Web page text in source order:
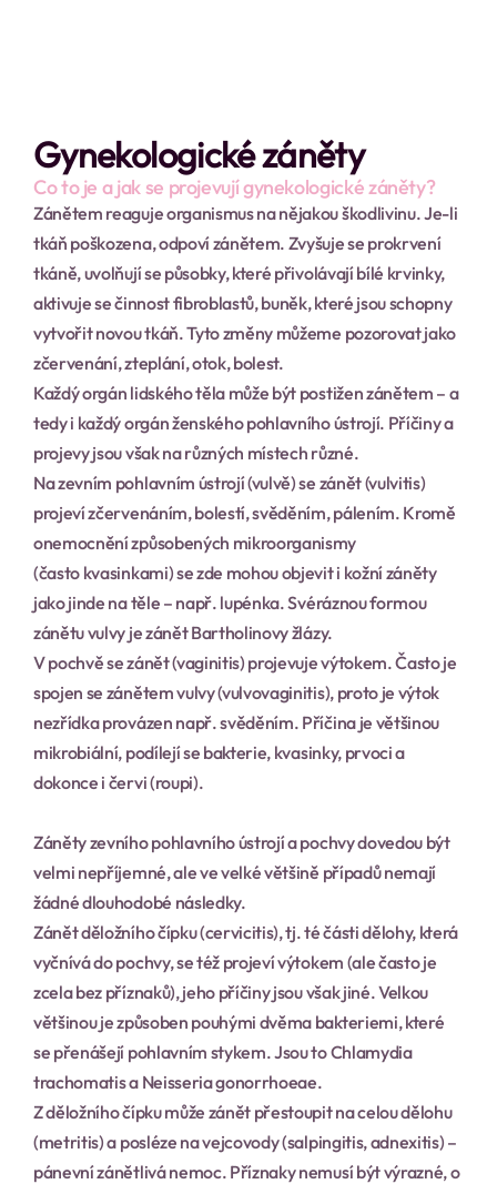
Gynekologické záněty
Co to je a jak se projevují gynekologické záněty?
Zánětem reaguje organismus na nějakou škodlivinu. Je-li
tkáň poškozena, odpoví zánětem. Zvyšuje se prokrvení
tkáně, uvolňují se působky, které přivolávají bílé krvinky,
aktivuje se činnost fibroblastů, buněk, které jsou schopny
vytvořit novou tkáň. Tyto změny můžeme pozorovat jako
zčervenání, zteplání, otok, bolest.
Každý orgán lidského těla může být postižen zánětem – a
tedy i každý orgán ženského pohlavního ústrojí. Příčiny a
projevy jsou však na různých místech různé.
Na zevním pohlavním ústrojí (vulvě) se zánět (vulvitis)
projeví zčervenáním, bolestí, svěděním, pálením. Kromě
onemocnění způsobených mikroorganismy
(často kvasinkami) se zde mohou objevit i kožní záněty
jako jinde na těle – např. lupénka. Svéráznou formou
zánětu vulvy je zánět Bartholinovy žlázy.
V pochvě se zánět (vaginitis) projevuje výtokem. Často je
spojen se zánětem vulvy (vulvovaginitis), proto je výtok
nezřídka provázen např. svěděním. Příčina je většinou
mikrobiální, podílejí se bakterie, kvasinky, prvoci a
dokonce i červi (roupi).
Záněty zevního pohlavního ústrojí a pochvy dovedou být
velmi nepříjemné, ale ve velké většině případů nemají
žádné dlouhodobé následky.
Zánět děložního čípku (cervicitis), tj. té části dělohy, která
vyčnívá do pochvy, se též projeví výtokem (ale často je
zcela bez příznaků), jeho příčiny jsou však jiné. Velkou
většinou je způsoben pouhými dvěma bakteriemi, které
se přenášejí pohlavním stykem. Jsou to Chlamydia
trachomatis a Neisseria gonorrhoeae.
Z děložního čípku může zánět přestoupit na celou dělohu
(metritis) a posléze na vejcovody (salpingitis, adnexitis) –
pánevní zánětlivá nemoc. Příznaky nemusí být výrazné, o